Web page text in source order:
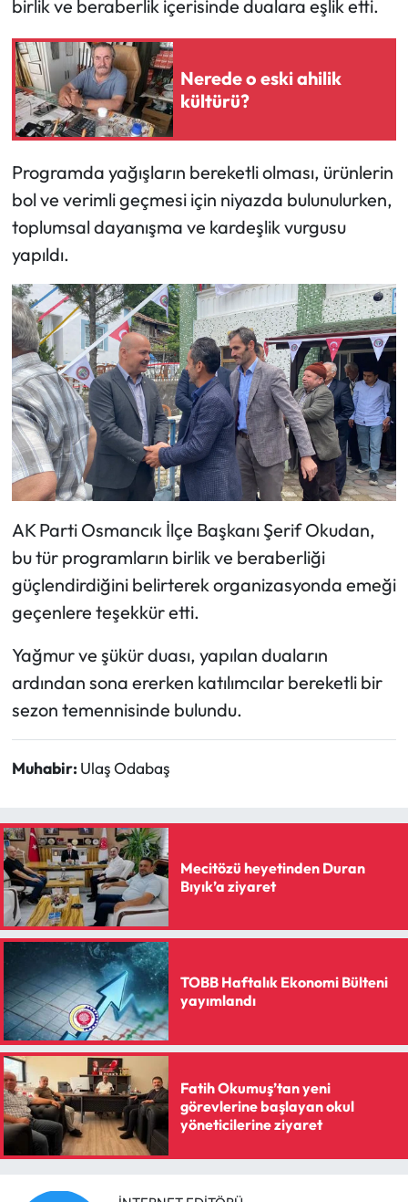
birlik ve beraberlik içerisinde dualara eşlik etti.
Nerede o eski ahilik
kültürü?
Programda yağışların bereketli olması, ürünlerin
bol ve verimli geçmesi için niyazda bulunulurken,
toplumsal dayanışma ve kardeşlik vurgusu
yapıldı.
AK Parti Osmancık İlçe Başkanı Şerif Okudan,
bu tür programların birlik ve beraberliği
güçlendirdiğini belirterek organizasyonda emeği
geçenlere teşekkür etti.
Yağmur ve şükür duası, yapılan duaların
ardından sona ererken katılımcılar bereketli bir
sezon temennisinde bulundu.
Muhabir: Ulaş Odabaş
Mecitözü heyetinden Duran
Bıyık’a ziyaret
TOBB Haftalık Ekonomi Bülteni
yayımlandı
Fatih Okumuş’tan yeni
görevlerine başlayan okul
yöneticilerine ziyaret
Mecitözü Haberleri
Oğuzlar Haberleri
Ortaköy Haberleri
Otomotiv
Resmi İlan
Resmi Reklam
Sağlık
Siyaset
Spor
Sungurlu Haberleri
Turizm
Uğurludağ Haberleri
Yaşam
Yayla Haber
Yemek Tarifleri
Yerel Haberler